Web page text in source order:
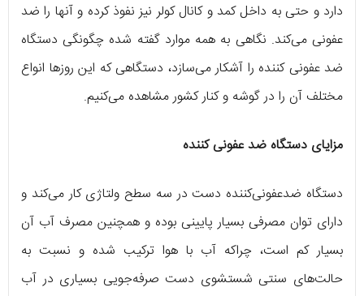
دارد و حتی به داخل کمد و کانال کولر نیز نفوذ کرده و آنها را ضد
عفونی می‌کند. نگاهی به همه موارد گفته شده چگونگی دستگاه
ضد عفونی کننده را آشکار می‌سازد، دستگاهی که این روزها انواع
مختلف آن را در گوشه و کنار کشور مشاهده می‌کنیم.
مزایای دستگاه ضد عفونی کننده
دستگاه ضدعفونی‌کننده دست در سه سطح ولتاژی کار می‌کند و
دارای توان مصرفی بسیار پایینی بوده و همچنین مصرف آب آن
بسیار کم است، چراکه آب با هوا ترکیب شده و نسبت به
حالت‌های سنتی شستشوی دست صرفه‌جویی بسیاری در آب